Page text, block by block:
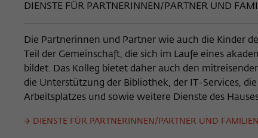
DIENSTE FÜR PARTNERINNEN/PARTNER UND
Die Partnerinnen und Partner wie auch die Kinder
Teil der Gemeinschaft, die sich im Laufe eines
bildet. Das Kolleg bietet daher auch den
die Unterstützung der Bibliothek, der IT-Services,
Arbeitsplatzes und sowie weitere Dienste des
DIENSTE FÜR PARTNERINNEN/PARTNER UND FAMILIEN